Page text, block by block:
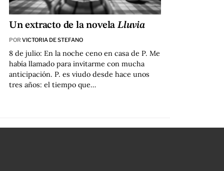
Un extracto de la novelaLluvia
POR VICTORIA DE STEFANO
8 de julio: En la noche ceno en casa de P. Me
había llamado para invitarme con mucha
anticipación. P. es viudo desde hace unos
tres años: el tiempo que…